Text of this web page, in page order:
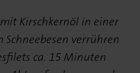
Kirschkernöl in einer
Schneebesen verrühren
ca. 15 Minuten